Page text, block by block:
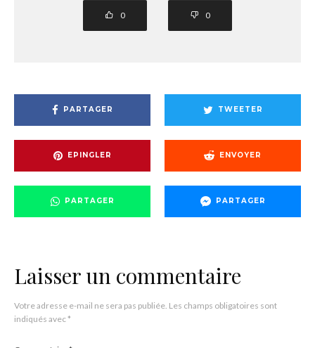
0 0
PARTAGER TWEETER
EPINGLER ENVOYER
PARTAGER PARTAGER
Laisser un commentaire
Votre adresse e-mail ne sera pas publiée. Les champs obligatoires sont
indiqués avec*